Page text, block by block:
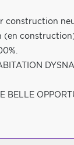
construction
(en
BELLE